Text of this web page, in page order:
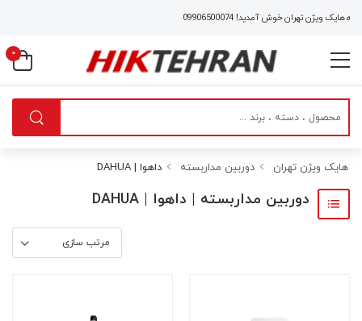
تهران خوش آمدید!09906500074
0
هایک ویژن تهران دوربین مداربسته داهوا | DAHUA
دوربین مداربسته | داهوا | DAHUA